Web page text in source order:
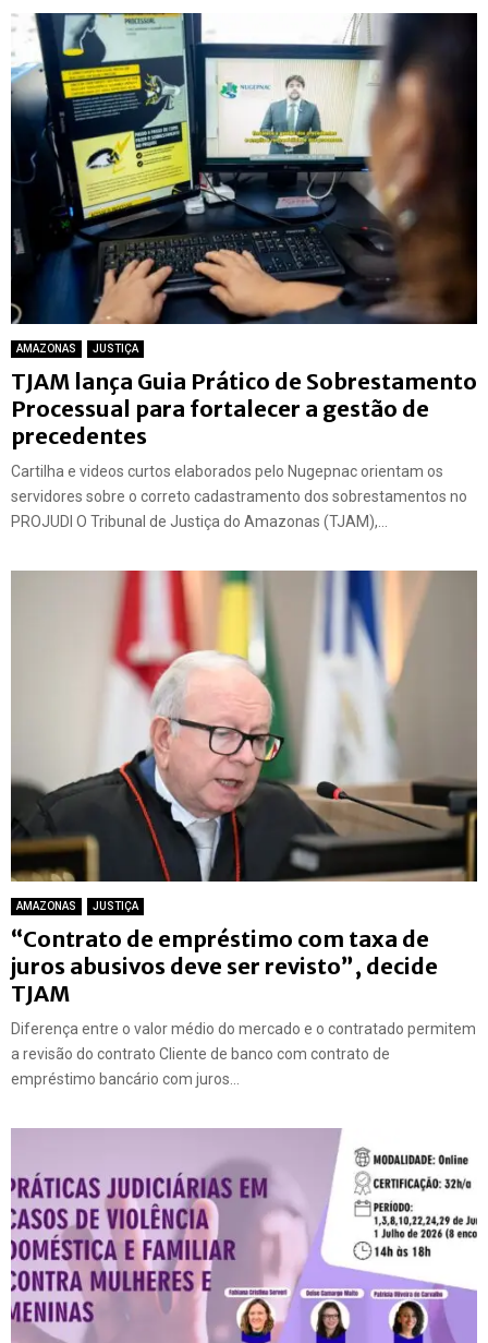
AMAZONAS JUSTIÇA
TJAM lança Guia Prático de Sobrestamento
Processual para fortalecer a gestão de
precedentes
Cartilha e videos curtos elaborados pelo Nugepnac orientam os
servidores sobre o correto cadastramento dos sobrestamentos no
PROJUDI O Tribunal de Justiça do Amazonas (TJAM),...
AMAZONAS JUSTIÇA
“Contrato de empréstimo com taxa de
juros abusivos deve ser revisto”, decide
TJAM
Diferença entre o valor médio do mercado e o contratado permitem
a revisão do contrato Cliente de banco com contrato de
empréstimo bancário com juros...